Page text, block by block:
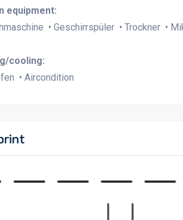
equipment:
• Geschirrspüler • Trockner •
cooling:
• Aircondition